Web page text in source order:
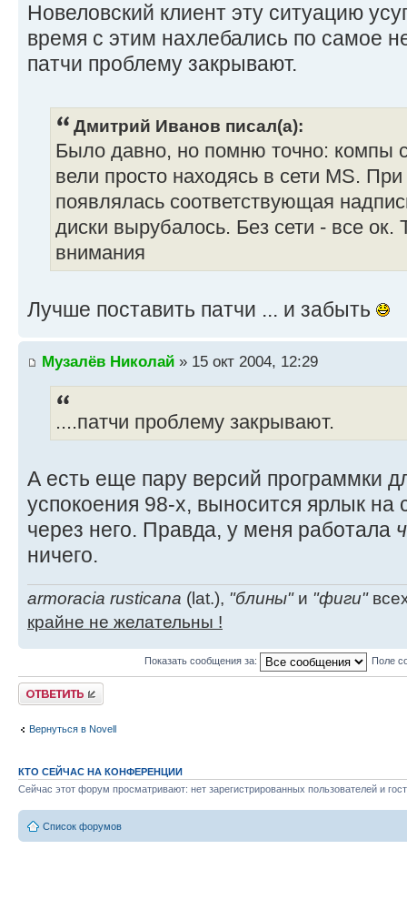
Новеловский клиент эту ситуацию
время с этим нахлебались по самое
патчи проблему закрывают.
Дмитрий Иванов писал(а):
Было давно, но помню точно: компы
вели просто находясь в сети MS.
появлялась соответствующая
диски вырубалось. Без сети - все ок.
внимания
Лучше поставить патчи ... и забыть
Музалёв Николай » 15 окт 2004, 12:29
....патчи проблему закрывают.
А есть еще пару версий программки
успокоения 98-х, выносится ярлык на
через него. Правда, у меня работала
ничего.
armoracia rusticana (lat.), "блины"и "фиги"
крайне не желательны !
Показать сообщения за: Поле
Ответить
Вернуться в Novell
КТО СЕЙЧАС НА КОНФЕРЕНЦИИ
Сейчас этот форум просматривают: нет зарегистрированных пользователей и
Список форумов